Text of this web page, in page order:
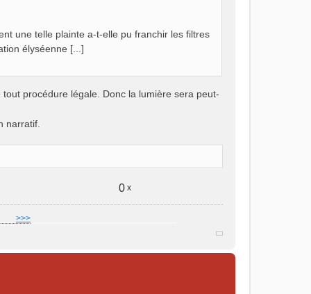
une telle plainte a-t-elle pu franchir les filtres
élyséenne [...]
procédure légale. Donc la lumière sera peut-
narratif.
0 x
>>>